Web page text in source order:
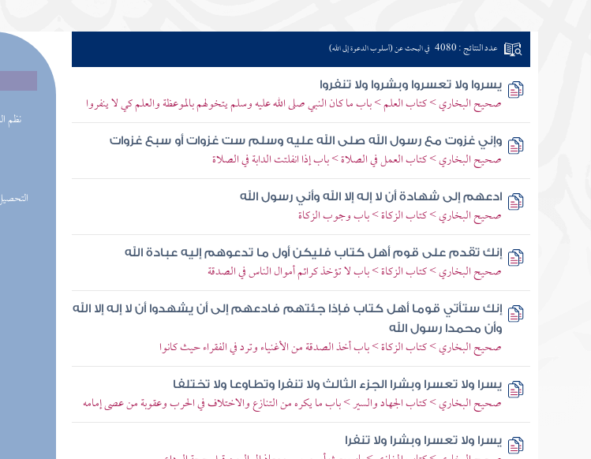
(185)
عدد النتائج : 4080 في البحث عن (أسلوب الدعوة إلى الله)
يسروا ولا تعسروا وبشروا ولا تنفروا
صحيح البخاري > كتاب العلم > باب ما كان النبي صلى الله عليه وسلم يتخولهم بالموعظة والعلم كي لا ينفروا
وإني غزوت مع رسول الله صلى الله عليه وسلم ست غزوات أو سبع غزوات
صحيح البخاري > كتاب العمل في الصلاة > باب إذا انفلتت الدابة في الصلاة
ادعهم إلى شهادة أن لا إله إلا الله وأني رسول الله
صحيح البخاري > كتاب الزكاة > باب وجوب الزكاة
إنك تقدم على قوم أهل كتاب فليكن أول ما تدعوهم إليه عبادة الله
صحيح البخاري > كتاب الزكاة > باب لا تؤخذ كرائم أموال الناس في الصدقة
إنك ستأتي قوما أهل كتاب فإذا جئتهم فادعهم إلى أن يشهدوا أن لا إله إلا الله
وأن محمدا رسول الله
صحيح البخاري > كتاب الزكاة > باب أخذ الصدقة من الأغنياء وترد في الفقراء حيث كانوا
يسرا ولا تعسرا وبشرا الجزء الثالث ولا تنفرا وتطاوعا ولا تختلفا
صحيح البخاري > كتاب الجهاد والسير > باب ما يكره من التنازع والاختلاف في الحرب وعقوبة من عصى إمامه
يسرا ولا تعسرا وبشرا ولا تنفرا